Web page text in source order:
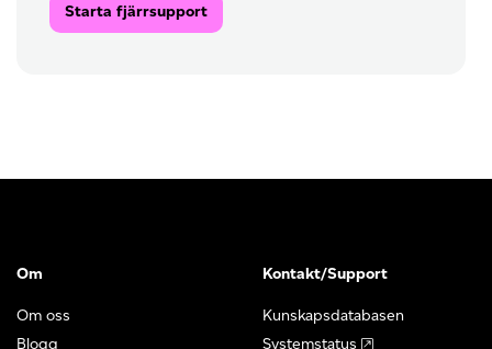
Starta fjärrsupport
Om
Om oss
Blogg
Kontakt/Support
Kunskapsdatabasen
Systemstatus